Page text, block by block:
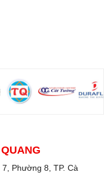
Phường 8, TP. Cà